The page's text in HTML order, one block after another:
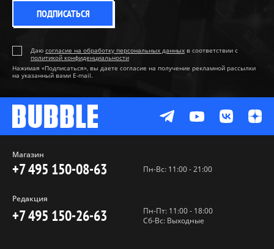
ПОДПИСАТЬСЯ
Даю согласие на обработку персональных данных в соответствии с
политикой конфиденциальности
Нажимая «Подписаться», вы даете согласие на получение рекламной рассылки
на указанный вами E-mail.
Магазин
+7 495 150-08-63 Пн-Вс: 11:00 - 21:00
Редакция
+7 495 150-26-63
Пн-Пт: 11:00 - 18:00
Сб-Вс: Выходные